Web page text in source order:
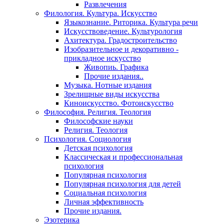
Развлечения
Филология. Культура. Искусство
Языкознание. Риторика. Культура речи
Искусствоведение. Культурология
Ахитектура. Градостроительство
Изобразительное и декоративно -
прикладное искусство
Живопиь. Графика
Прочие издания..
Музыка. Нотные издания
Зрелищные виды искусства
Киноискусство. Фотоискусство
Философия. Религия. Теология
Философские науки
Религия. Теология
Психология. Социология
Детская психология
Классическая и профессиональная
психология
Популярная психология
Популярная психология для детей
Социальная психология
Личная эффективность
Прочие издания.
Эзотерика